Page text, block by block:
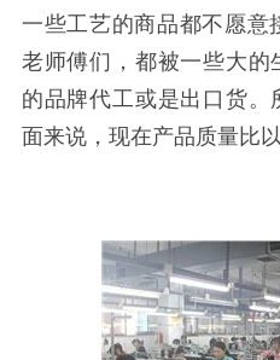
一些工艺的商品都不愿意
老师傅们，都被一些大的
的品牌代工或是出口货。
面来说，现在产品质量比